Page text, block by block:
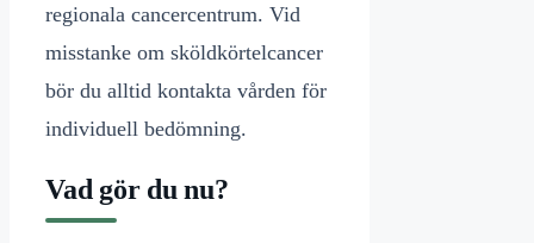
regionala cancercentrum. Vid
misstanke om sköldkörtelcancer
bör du alltid kontakta vården för
individuell bedömning.
Vad gör du nu?